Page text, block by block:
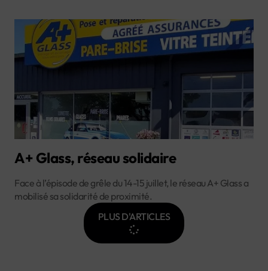
A+ Glass, réseau solidaire
Face à l’épisode de grêle du 14-15 juillet, le réseau A+ Glass a
mobilisé sa solidarité de proximité.
PLUS D'ARTICLES